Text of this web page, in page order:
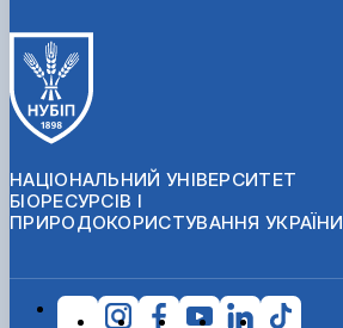
НАЦІОНАЛЬНИЙ УНІВЕРСИТЕТ
БІОРЕСУРСІВ І
ПРИРОДОКОРИСТУВАННЯ УКРАЇНИ